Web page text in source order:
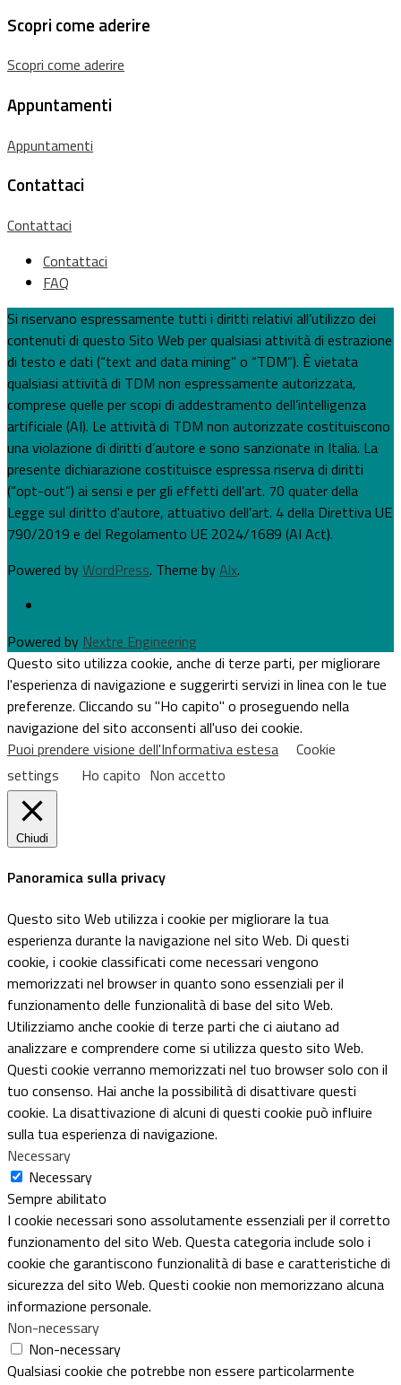
Scopri come aderire
Scopri come aderire
Appuntamenti
Appuntamenti
Contattaci
Contattaci
Contattaci
FAQ
Si riservano espressamente tutti i diritti relativi all’utilizzo dei
contenuti di questo Sito Web per qualsiasi attività di estrazione
di testo e dati (“text and data mining” o “TDM”). È vietata
qualsiasi attività di TDM non espressamente autorizzata,
comprese quelle per scopi di addestramento dell’intelligenza
artificiale (AI). Le attività di TDM non autorizzate costituiscono
una violazione di diritti d’autore e sono sanzionate in Italia. La
presente dichiarazione costituisce espressa riserva di diritti
(“opt-out”) ai sensi e per gli effetti dell’art. 70 quater della
Legge sul diritto d'autore, attuativo dell’art. 4 della Direttiva UE
790/2019 e del Regolamento UE 2024/1689 (AI Act).
Powered byWordPress. Theme byAlx.
Powered by Nextre Engineering
Questo sito utilizza cookie, anche di terze parti, per migliorare
l'esperienza di navigazione e suggerirti servizi in linea con le tue
preferenze. Cliccando su "Ho capito" o proseguendo nella
navigazione del sito acconsenti all'uso dei cookie.
Puoi prendere visione dell'Informativa estesa
Cookie
settings
Ho capito Non accetto
Chiudi
Panoramica sulla privacy
Questo sito Web utilizza i cookie per migliorare la tua
esperienza durante la navigazione nel sito Web. Di questi
cookie, i cookie classificati come necessari vengono
memorizzati nel browser in quanto sono essenziali per il
funzionamento delle funzionalità di base del sito Web.
Utilizziamo anche cookie di terze parti che ci aiutano ad
analizzare e comprendere come si utilizza questo sito Web.
Questi cookie verranno memorizzati nel tuo browser solo con il
tuo consenso. Hai anche la possibilità di disattivare questi
cookie. La disattivazione di alcuni di questi cookie può influire
sulla tua esperienza di navigazione.
Necessary
Necessary
Sempre abilitato
I cookie necessari sono assolutamente essenziali per il corretto
funzionamento del sito Web. Questa categoria include solo i
cookie che garantiscono funzionalità di base e caratteristiche di
sicurezza del sito Web. Questi cookie non memorizzano alcuna
informazione personale.
Non-necessary
Non-necessary
Qualsiasi cookie che potrebbe non essere particolarmente